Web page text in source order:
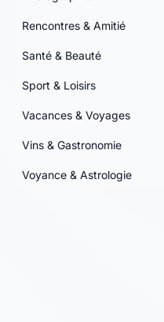
Rencontres & Amitié
Santé & Beauté
Sport & Loisirs
Vacances & Voyages
Vins & Gastronomie
Voyance & Astrologie